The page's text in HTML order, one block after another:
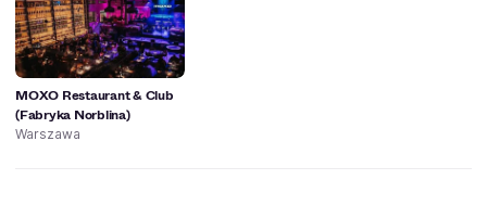
MOXO Restaurant & Club
(Fabryka Norblina)
Warszawa